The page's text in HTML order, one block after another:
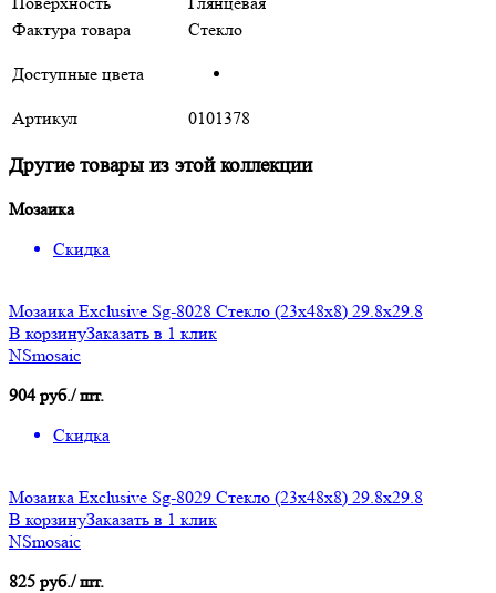
Фактура товара
Стекло
Доступные цвета
Артикул 0101378
Другие товары из этой коллекции
Мозаика
Скидка
Мозаика Exclusive Sg-8028 Стекло (23х48х8) 29.8x29.8
В корзинуЗаказать в 1 клик
NSmosaic
904 руб./ шт.
Скидка
Мозаика Exclusive Sg-8029 Стекло (23х48х8) 29.8x29.8
В корзинуЗаказать в 1 клик
NSmosaic
825 руб./ шт.